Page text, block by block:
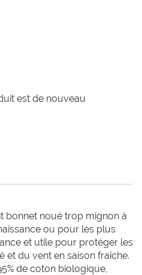
est de nouveau
bonnet noué trop mignon à
ou pour les plus
et utile pour protéger les
et du vent en saison fraîche.
de coton biologique,